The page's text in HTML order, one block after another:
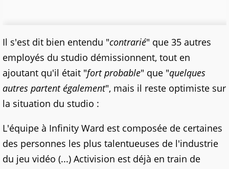
Il s'est dit bien entendu "contrarié" que 35 autres
employés du studio démissionnent, tout en
ajoutant qu'il était "fort probable" que "quelques
autres partent également", mais il reste optimiste sur
la situation du studio :
L'équipe à Infinity Ward est composée de certaines
des personnes les plus talentueuses de l'industrie
du jeu vidéo (...) Activision est déjà en train de